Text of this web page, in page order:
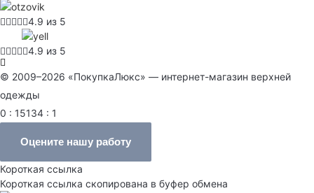
4.9 из 5
4.9 из 5
© 2009–2026 «ПокупкаЛюкс» — интернет-магазин верхней
одежды
0 : 15134 : 1
Оцените нашу работу
Короткая ссылка
Короткая ссылка скопирована в буфер обмена